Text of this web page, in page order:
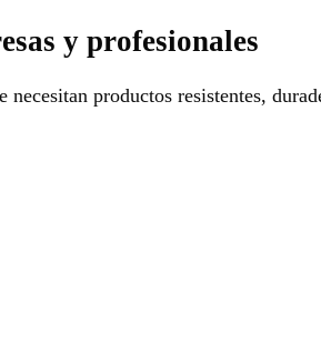
y profesionales
productos resistentes,